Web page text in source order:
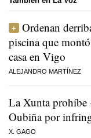
Ordenan
piscina que
casa en Vigo
ALEJANDRO MARTÍNEZ
La Xunta prohíbe
Oubiña por
X. GAGO